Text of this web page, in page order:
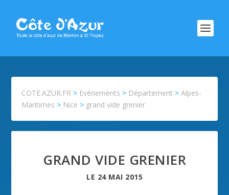
COTE.AZUR.FR > Evénements > Département >Alpes-
Maritimes > Nice > grand vide grenier
GRAND VIDE GRENIER
LE 24 MAI 2015